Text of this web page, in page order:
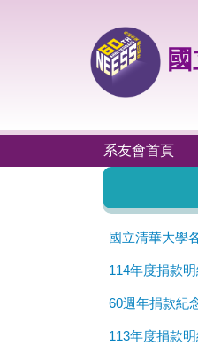
系友會首頁
國立清華大學
114年度捐款
60週年捐款紀
113年度捐款